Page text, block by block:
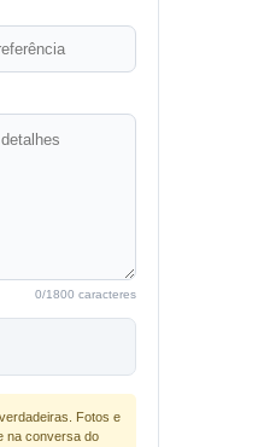
0/1800 caracteres
Fotos e
na conversa do